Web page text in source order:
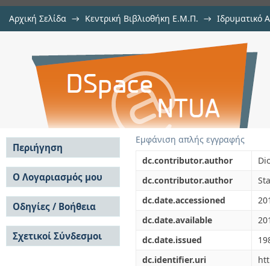
Αρχική Σελίδα → Κεντρική Βιβλιοθήκη Ε.Μ.Π. → Ιδρυματικό
Stability of motion of the
problem
Εμφάνιση απλής εγγραφής
dc.contributor.author
dc.contributor.author
dc.date.accessioned
dc.date.available
dc.date.issued
dc.identifier.uri
Περιήγηση
Σε όλο το DSpace
Κοινότητες & Συλλογές
Ανά Ημερομηνία
Έκδοσης
Συγγραφείς
Τίτλοι
Θέματα
Ο Λογαριασμός μου
Σύνδεση
Εγγραφή
Οδηγίες / Βοήθεια
Οδηγίες Υποβολής
Οδηγίες Χρήσης ΙΑ
Συχνές Ερωτήσεις
Σχετικοί Σύνδεσμοι